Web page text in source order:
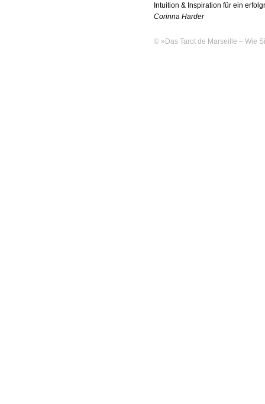
Intuition & Inspiration für ein
Corinna Harder
© »Das Tarot de Marseille – Wie